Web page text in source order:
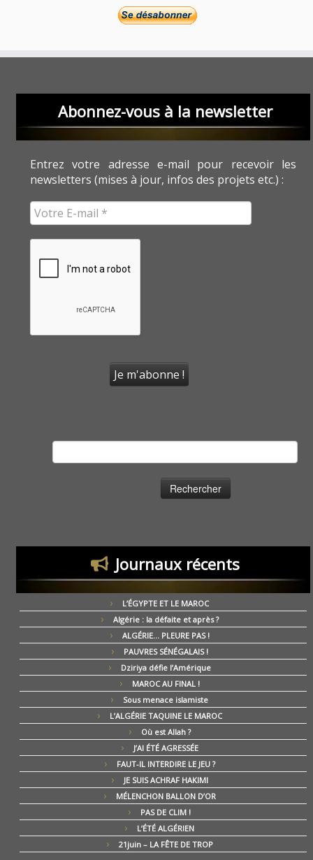
Abonnez-vous à la newsletter
Entrez votre adresse e-mail pour recevoir les
newsletters (mises à jour, infos des projets etc.) :
Journaux récents
L’ÉGYPTE ET LE MAROC
Algérie : la défaite et après ?
ALGÉRIE… PLEURE PAS !
PAUVRES SÉNÉGALAIS !
Dziriya défie l’Amérique
MAROC AU FINAL !
Sous menace islamiste
L’ALGÉRIE TAQUINE LE MAROC
Où est Allah ?
J’AI ÉTÉ AGRESSÉE
FAUT-IL INTERDIRE LE JEU ?
JE SUIS ACHRAF HAKIMI
MÉLENCHON BALLON D’OR
PAS DE CLIM !
L’ÉTÉ ALGÉRIEN
21juin – LA FÊTE DE TROP